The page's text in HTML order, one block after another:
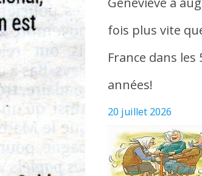
fois plus vite
France dans les
années!
20 juillet 2026